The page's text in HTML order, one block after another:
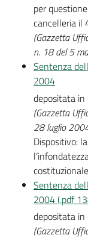
per
cancelleria il
(Gazzetta
n. 18 del 5
Sentenza
2004
depositata
(Gazzetta
28 luglio
Dispositivo:
Sentenza
2004 (.pdf
depositata
(Gazzetta